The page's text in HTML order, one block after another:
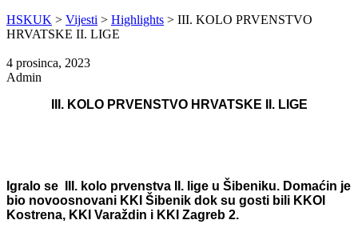
HSKUK > Vijesti > Highlights > III. KOLO PRVENSTVO
HRVATSKE II. LIGE
4 prosinca, 2023
Admin
III. KOLO PRVENSTVO HRVATSKE II. LIGE
Igralo se III. kolo prvenstva II. lige u Šibeniku. Domaćin je
bio novoosnovani KKI Šibenik dok su gosti bili KKOI
Kostrena, KKI Varaždin i KKI Zagreb 2.